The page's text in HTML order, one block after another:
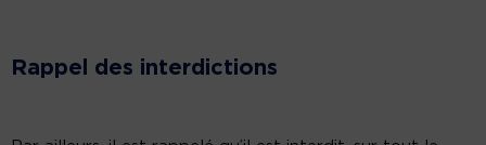
Rappel des interdictions